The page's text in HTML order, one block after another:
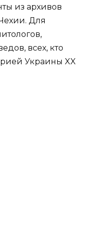
из архивов
Для
всех, кто
Украины XX